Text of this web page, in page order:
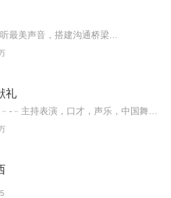
最美声音，搭建沟通桥梁...
礼